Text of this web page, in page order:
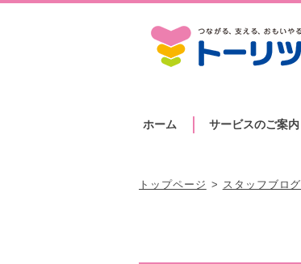
ホーム サービスのご案内
トップページ スタッフブログ